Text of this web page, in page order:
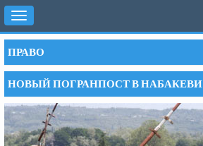
Toggle
navigation
ПРАВО
НОВЫЙ ПОГРАНПОСТ В НАБАКЕВИ